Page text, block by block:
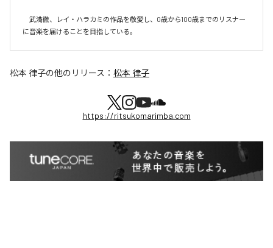
武満徹、レイ・ハラカミの作品を敬愛し、0歳から100歳までのリスナー
に音楽を届けることを目指している。
松本 律子の他のリリース： 松本 律子
https://ritsukomarimba.com